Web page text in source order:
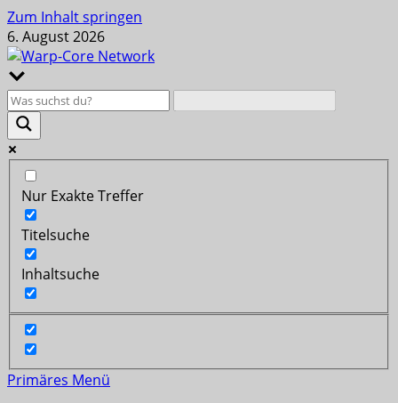
Zum Inhalt springen
6. August 2026
Nur Exakte Treffer
Titelsuche
Inhaltsuche
Primäres Menü